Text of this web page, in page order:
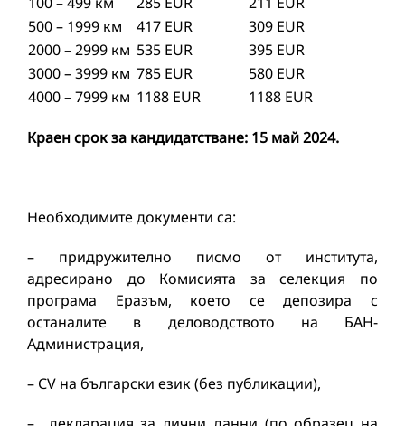
500 – 1999 км
417 EUR
309 EUR
2000 – 2999 км 535 EUR
395 EUR
3000 – 3999 км 785 EUR
580 EUR
4000 – 7999 км 1188 EUR 1188 EUR
Краен срок за кандидатстване: 15 май 2024.
Необходимите документи са:
– придружително писмо от института,
адресирано до Комисията за селекция по
програма Еразъм, което се депозира с
останалите в деловодството на БАН-
Администрация,
– СV на български език (без публикации),